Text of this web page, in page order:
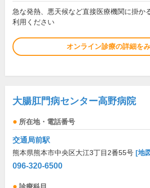
急な発熱、悪天候など直接医療機関に掛か
利用ください
オンライン診療の詳細を
大腸肛門病センター高野病院
所在地・電話番号
交通局前駅
熊本県熊本市中央区大江3丁目2番55号 [地
096-320-6500